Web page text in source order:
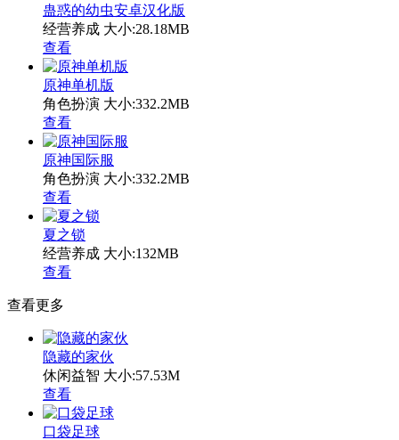
蛊惑的幼虫安卓汉化版
经营养成 大小:28.18MB
查看
原神单机版
角色扮演 大小:332.2MB
查看
原神国际服
角色扮演 大小:332.2MB
查看
夏之锁
经营养成 大小:132MB
查看
查看更多
隐藏的家伙
休闲益智 大小:57.53M
查看
口袋足球